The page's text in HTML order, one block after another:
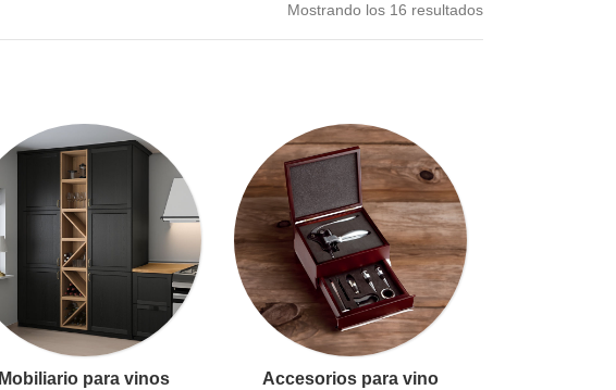
Mostrando los 16 resultados
Mobiliario para vinos Accesorios para vino